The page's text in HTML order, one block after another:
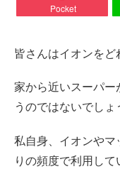
Pocket
皆さんはイオンをど
家から近いスーパ
うのではないでしょ
私自身、イオンや
りの頻度で利用して